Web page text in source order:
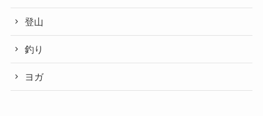
登山
釣り
ヨガ